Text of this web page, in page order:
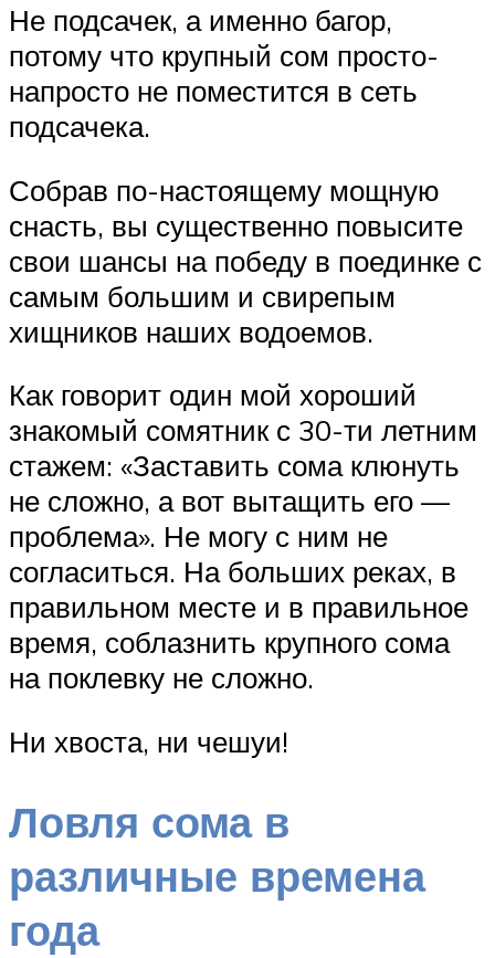
Не подсачек, а именно багор,
потому что крупный сом просто-
напросто не поместится в сеть
подсачека.
Собрав по-настоящему мощную
снасть, вы существенно повысите
свои шансы на победу в поединке с
самым большим и свирепым
хищников наших водоемов.
Как говорит один мой хороший
знакомый сомятник с 30-ти летним
стажем: «Заставить сома клюнуть
не сложно, а вот вытащить его —
проблема». Не могу с ним не
согласиться. На больших реках, в
правильном месте и в правильное
время, соблазнить крупного сома
на поклевку не сложно.
Ни хвоста, ни чешуи!
Ловля сома в
различные времена
года